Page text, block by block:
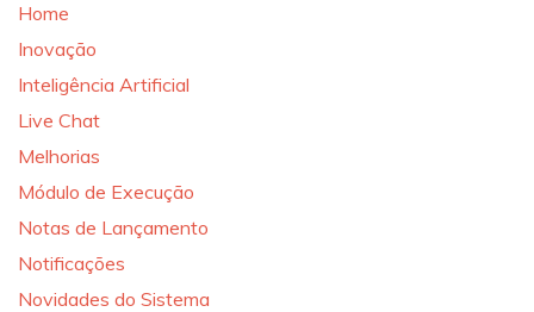
Home
Inovação
Inteligência Artificial
Live Chat
Melhorias
Módulo de Execução
Notas de Lançamento
Notificações
Novidades do Sistema